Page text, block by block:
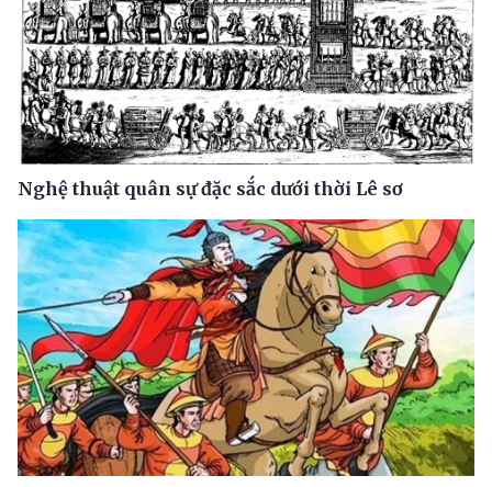
Nghệ thuật quân sự đặc sắc dưới thời Lê sơ